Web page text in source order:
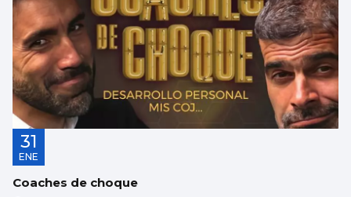
31
ENE
Coaches de choque